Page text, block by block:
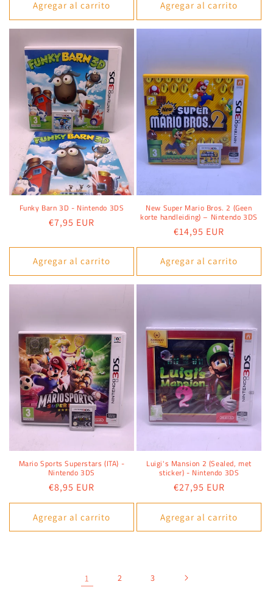
Agregar al carrito Agregar al carrito
Funky Barn 3D - Nintendo 3DS
Precio
€7,95 EUR
Agregar al carrito
New Super Mario Bros. 2 (Geen
korte handleiding) – Nintendo 3DS
Precio
habitual
€14,95 EUR
Agregar al carrito
Mario Sports Superstars (ITA) -
Nintendo 3DS
Precio
habitual
€8,95 EUR
Agregar al carrito
Luigi's Mansion 2 (Sealed, met
sticker) - Nintendo 3DS
Precio
habitual
€27,95 EUR
Agregar al carrito
1 2 3